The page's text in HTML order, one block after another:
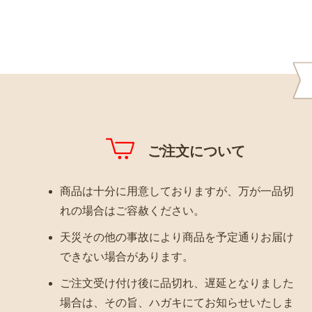
ご注文について
商品は十分に用意しておりますが、万が一品切
れの場合はご容赦ください。
天災その他の事故により商品を予定通りお届け
できない場合があります。
ご注文受け付け後に品切れ、遅延となりました
場合は、その旨、ハガキにてお知らせいたしま